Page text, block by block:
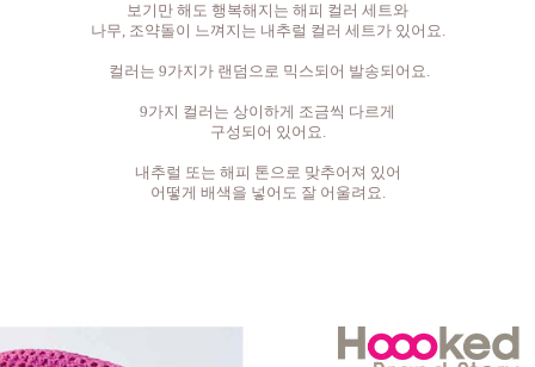
보기만 해도 행복해지는 해피 컬러 세트와
나무, 조약돌이 느껴지는 내추럴 컬러 세트가 있어요.
컬러는 9가지가 랜덤으로 믹스되어 발송되어요.
9가지 컬러는 상이하게 조금씩 다르게
구성되어 있어요.
내추럴 또는 해피 톤으로 맞추어져 있어
어떻게 배색을 넣어도 잘 어울려요.